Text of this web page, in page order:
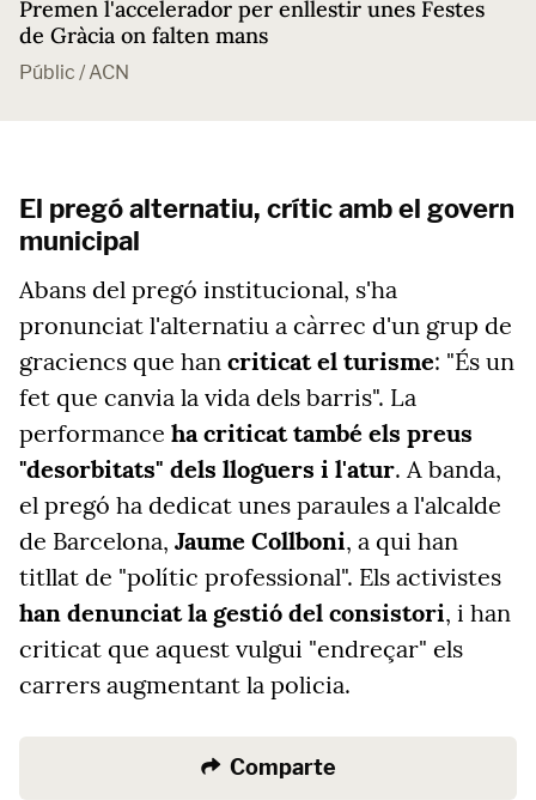
Premen l'accelerador per enllestir unes Festes
de Gràcia on falten mans
Públic / ACN
El pregó alternatiu, crític amb el govern
municipal
Abans del pregó institucional, s'ha
pronunciat l'alternatiu a càrrec d'un grup de
graciencs que han criticat el turisme: "És un
fet que canvia la vida dels barris". La
performance ha criticat també els preus
"desorbitats" dels lloguers i l'atur. A banda,
el pregó ha dedicat unes paraules a l'alcalde
de Barcelona, Jaume Collboni, a qui han
titllat de "polític professional". Els activistes
han denunciat la gestió del consistori, i han
criticat que aquest vulgui "endreçar" els
carrers augmentant la policia.
Comparte